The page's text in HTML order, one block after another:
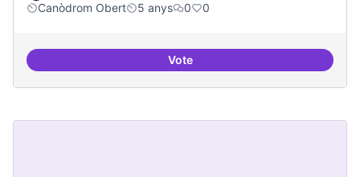
Canòdrom Obert
5 anys 0 0
VoteCultura digital i tradicional